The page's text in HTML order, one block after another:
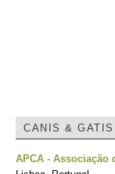
CANIS & GATIS
APCA - Associação